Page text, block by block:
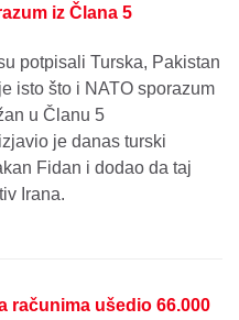
iz Člana 5
potpisali Turska, Pakistan
isto što i NATO sporazum
u Članu 5
je danas turski
Fidan i dodao da taj
Irana.
računima ušedio 66.000